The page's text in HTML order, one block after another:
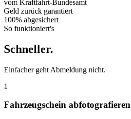
vom Kraftfahrt-Bundesamt
Geld zurück garantiert
100% abgesichert
So funktioniert's
Schneller.
Einfacher geht Abmeldung nicht.
1
Fahrzeugschein abfotografieren